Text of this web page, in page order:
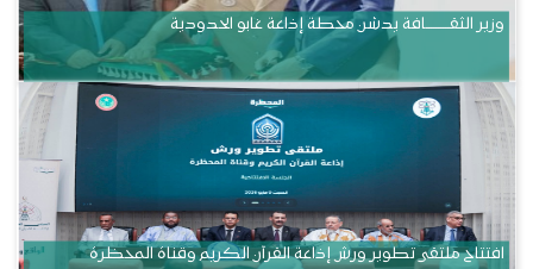
وزير الثقــــــــــافة يدشن محطة إذاعة غابو الحدودية
افتتاح ملتقى تطوير ورش إذاعة القرآن الكريم وقناة المحظرة